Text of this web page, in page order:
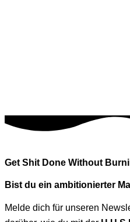
Get Shit Done Without
Bist du ein ambitionierter
Melde dich für unseren